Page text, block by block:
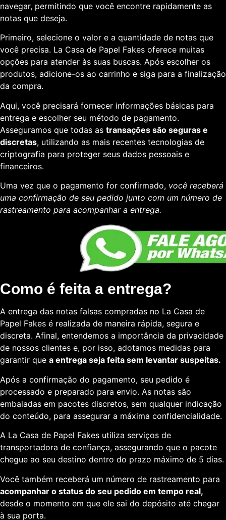
navegar, permitindo que você encontre rapidamente as
notas que deseja.
Primeiro, selecione o valor e a quantidade de notas que
você precisa. La Casa de Papel Fakes oferece muitas
opções para atender às suas buscas. Após escolher os
produtos, adicione-os ao carrinho e siga para a finalização
da compra.
Aqui, você precisará fornecer informações básicas para
entrega e escolher seu método de pagamento.
Asseguramos que todas as transações são seguras e
discretas, utilizando as mais recentes tecnologias de
criptografia para proteger seus dados pessoais e
financeiros.
Uma vez que o pagamento for confirmado, você receberá
uma confirmação de seu pedido junto com um número de
rastreamento para acompanhar a entrega.
Como é feita a entrega?
A entrega das notas falsas compradas no La Casa de
Papel Fakes é realizada de maneira rápida, segura e
discreta. Afinal, entendemos a importância da privacidade
de nossos clientes e, por isso, adotamos medidas para
garantir que a entrega seja feita sem levantar suspeitas.
Após a confirmação do pagamento, seu pedido é
processado e preparado para envio. As notas são
embaladas em pacotes discretos, sem qualquer indicação
do conteúdo, para assegurar a máxima confidencialidade.
A La Casa de Papel Fakes utiliza serviços de
transportadora de confiança, assegurando que o pacote
chegue ao seu destino dentro do prazo máximo de 5 dias.
Você também receberá um número de rastreamento para
acompanhar o status do seu pedido em tempo real,
desde o momento em que ele sai do depósito até chegar
à sua porta.